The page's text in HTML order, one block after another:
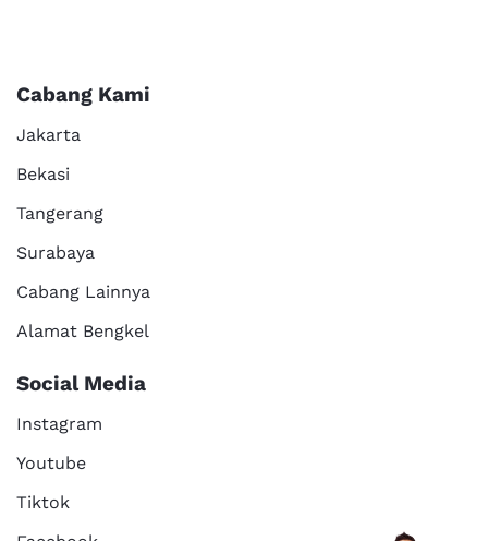
Cabang Kami
Jakarta
Bekasi
Tangerang
Surabaya
Cabang Lainnya
Alamat Bengkel
Social Media
Instagram
Youtube
Tiktok